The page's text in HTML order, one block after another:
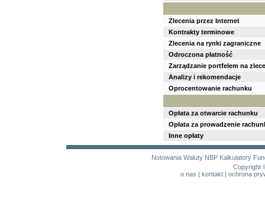
Zlecenia przez Internet
Kontrakty terminowe
Zlecenia na rynki zagraniczne
Odroczona płatność
Zarządzanie portfelem na
Analizy i rekomendacje
Oprocentowanie rachunku
Opłata za otwarcie rachunku
Opłata za prowadzenie
Inne opłaty
Notowania Waluty NBP Kalkulatory
Copyright
o nas | kontakt| ochrona